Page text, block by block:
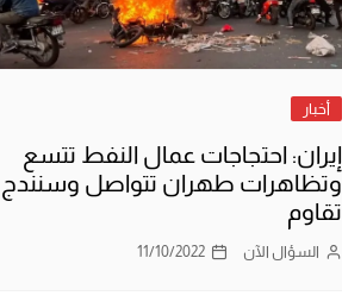
أخبار
إيران: احتجاجات عمال النفط تتسع
وتظاهرات طهران تتواصل وسنندج
تقاوم
السؤال الآن 11/10/2022